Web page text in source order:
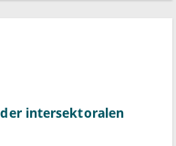
intersektoralen